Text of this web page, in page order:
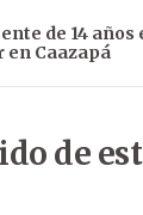
de 14
Caazapá
de